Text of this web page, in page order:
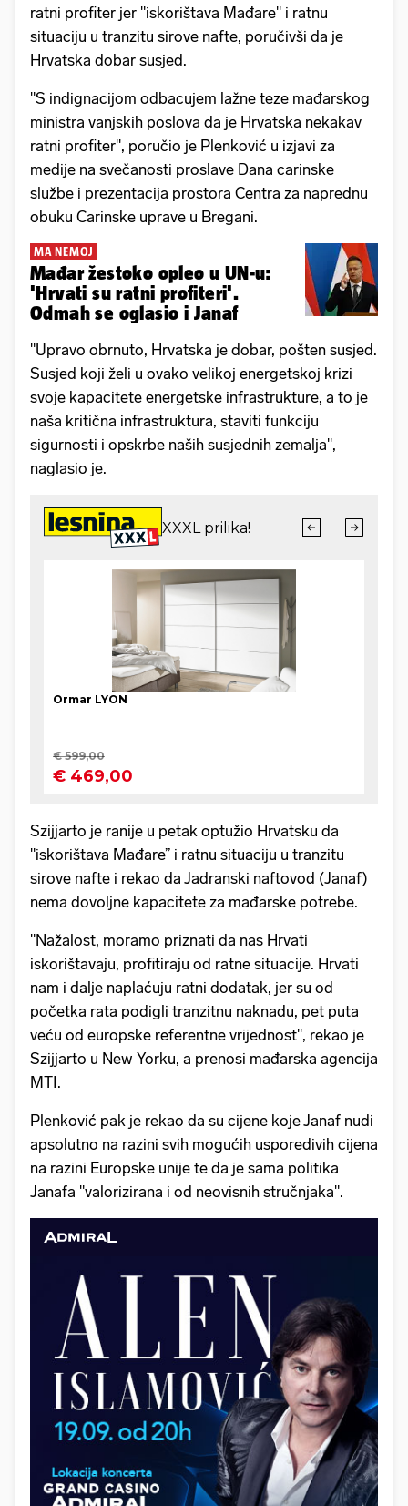
ratni profiter jer "iskorištava Mađare" i ratnu
situaciju u tranzitu sirove nafte, poručivši da je
Hrvatska dobar susjed.
"S indignacijom odbacujem lažne teze mađarskog
ministra vanjskih poslova da je Hrvatska nekakav
ratni profiter", poručio je Plenković u izjavi za
medije na svečanosti proslave Dana carinske
službe i prezentacija prostora Centra za naprednu
obuku Carinske uprave u Bregani.
MA NEMOJ
Mađar žestoko opleo u UN-u:
'Hrvati su ratni profiteri'.
Odmah se oglasio i Janaf
"Upravo obrnuto, Hrvatska je dobar, pošten susjed.
Susjed koji želi u ovako velikoj energetskoj krizi
svoje kapacitete energetske infrastrukture, a to je
naša kritična infrastruktura, staviti funkciju
sigurnosti i opskrbe naših susjednih zemalja",
naglasio je.
Szijjarto je ranije u petak optužio Hrvatsku da
"iskorištava Mađare” i ratnu situaciju u tranzitu
sirove nafte i rekao da Jadranski naftovod (Janaf)
nema dovoljne kapacitete za mađarske potrebe.
"Nažalost, moramo priznati da nas Hrvati
iskorištavaju, profitiraju od ratne situacije. Hrvati
nam i dalje naplaćuju ratni dodatak, jer su od
početka rata podigli tranzitnu naknadu, pet puta
veću od europske referentne vrijednost", rekao je
Szijjarto u New Yorku, a prenosi mađarska agencija
MTI.
Plenković pak je rekao da su cijene koje Janaf nudi
apsolutno na razini svih mogućih usporedivih cijena
na razini Europske unije te da je sama politika
Janafa "valorizirana i od neovisnih stručnjaka".